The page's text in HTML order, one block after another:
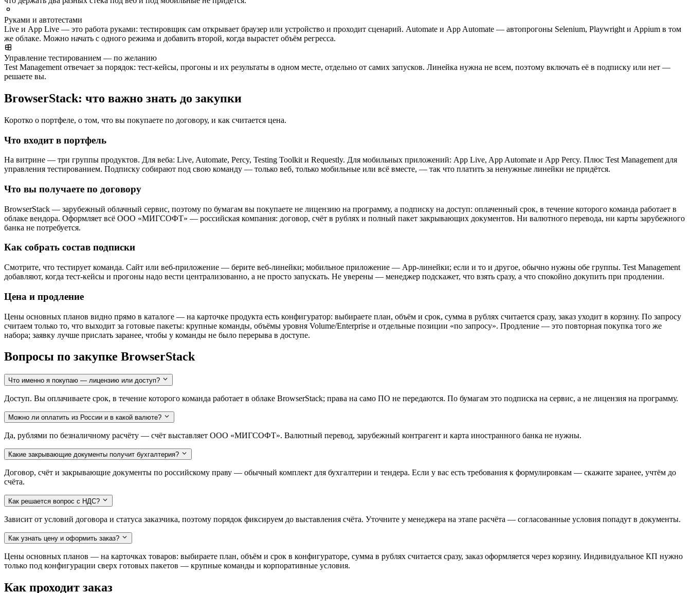
Руками и автотестами
Live и App Live — это работа руками: тестировщик сам открывает браузер или устройство и проходит сценарий. Automate и App Automate — автопрогоны Selenium, Playwright и Appium в том
же облаке. Можно начать с одного режима и добавить второй, когда вырастет объём регресса.
Управление тестированием — по желанию
Test Management отвечает за порядок: тест-кейсы, прогоны и их результаты в одном месте, отдельно от самих запусков. Линейка нужна не всем, поэтому включать её в подписку или нет —
решаете вы.
BrowserStack: что важно знать до закупки
Коротко о портфеле, о том, что вы покупаете по договору, и как считается цена.
Что входит в портфель
На витрине — три группы продуктов. Для веба: Live, Automate, Percy, Testing Toolkit и Requestly. Для мобильных приложений: App Live, App Automate и App Percy. Плюс Test Management для
управления тестированием. Подписку собирают под свою команду — только веб, только мобильные или всё вместе, — так что платить за ненужные линейки не придётся.
Что вы получаете по договору
BrowserStack — зарубежный облачный сервис, поэтому по бумагам вы покупаете не лицензию на программу, а подписку на доступ: оплаченный срок, в течение которого команда работает в
облаке вендора. Оформляет всё ООО «МИГСОФТ» — российская компания: договор, счёт в рублях и полный пакет закрывающих документов. Ни валютного перевода, ни карты зарубежного
банка не потребуется.
Как собрать состав подписки
Смотрите, что тестирует команда. Сайт или веб-приложение — берите веб-линейки; мобильное приложение — App-линейки; если и то и другое, обычно нужны обе группы. Test Management
добавляют, когда тест-кейсы и прогоны надо вести централизованно, а не просто запускать. Не уверены — менеджер подскажет, что взять сразу, а что спокойно докупить при продлении.
Цена и продление
Цены основных планов видно прямо в каталоге — на карточке продукта есть конфигуратор: выбираете план, объём и срок, сумма в рублях считается сразу, заказ уходит в корзину. По запросу
считаем только то, что выходит за готовые пакеты: крупные команды, объёмы уровня Volume/Enterprise и отдельные позиции «по запросу». Продление — это повторная покупка того же
набора; заявку лучше прислать заранее, чтобы у команды не было перерыва в доступе.
Вопросы по закупке BrowserStack
Что именно я покупаю — лицензию или доступ?
Доступ. Вы оплачиваете срок, в течение которого команда работает в облаке BrowserStack; права на само ПО не передаются. По бумагам это подписка на сервис, а не лицензия на программу.
Можно ли оплатить из России и в какой валюте?
Да, рублями по безналичному расчёту — счёт выставляет ООО «МИГСОФТ». Валютный перевод, зарубежный контрагент и карта иностранного банка не нужны.
Какие закрывающие документы получит бухгалтерия?
Договор, счёт и закрывающие документы по российскому праву — обычный комплект для бухгалтерии и тендера. Если у вас есть требования к формулировкам — скажите заранее, учтём до
счёта.
Как решается вопрос с НДС?
Зависит от условий договора и статуса заказчика, поэтому порядок фиксируем до выставления счёта. Уточните у менеджера на этапе расчёта — согласованные условия попадут в документы.
Как узнать цену и оформить заказ?
Цены основных планов — на карточках товаров: выбираете план, объём и срок в конфигураторе, сумма в рублях считается сразу, заказ оформляется через корзину. Индивидуальное КП нужно
только под конфигурации сверх готовых пакетов — крупные команды и корпоративные условия.
Как проходит заказ